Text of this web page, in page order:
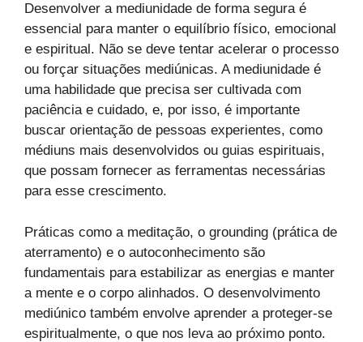
Desenvolver a mediunidade de forma segura é
essencial para manter o equilíbrio físico, emocional
e espiritual. Não se deve tentar acelerar o processo
ou forçar situações mediúnicas. A mediunidade é
uma habilidade que precisa ser cultivada com
paciência e cuidado, e, por isso, é importante
buscar orientação de pessoas experientes, como
médiuns mais desenvolvidos ou guias espirituais,
que possam fornecer as ferramentas necessárias
para esse crescimento.
Práticas como a meditação, o grounding (prática de
aterramento) e o autoconhecimento são
fundamentais para estabilizar as energias e manter
a mente e o corpo alinhados. O desenvolvimento
mediúnico também envolve aprender a proteger-se
espiritualmente, o que nos leva ao próximo ponto.